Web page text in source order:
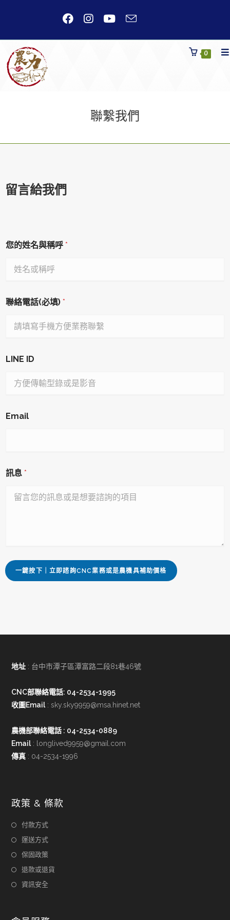
0
聯繫我們
留言給我們
您的姓名與稱呼 *
聯絡電話(必填) *
LINE ID
Email
訊息 *
一鍵按下｜立即諮詢CNC業務或是農機具補助價格
地址 : 台中市潭子區潭富路二段81巷46號
CNC部聯絡電話: 04-2534-1995
收圖Email:sky.sky9959@msa.hinet.net
農機部聯絡電話 : 04-2534-0889
Email: longlived9959@gmail.com
傳真 : 04-2534-1996
政策 & 條款
付款方式
運送方式
保固政策
退款或退貨
資訊安全